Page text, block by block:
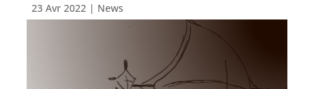
23 Avr 2022| News